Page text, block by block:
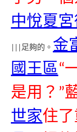
中悅夏
|||足夠的。 金
國王區“
是用？”
世家住